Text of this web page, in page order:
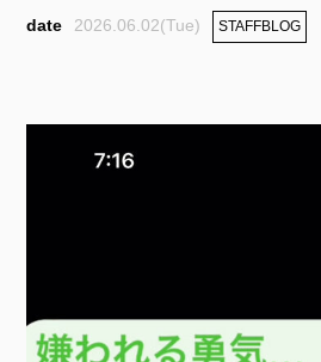
2026.06.02(Tue) STAFFBLOG